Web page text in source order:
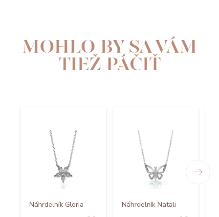
MOHLO BY SA VÁM
TIEŽ PÁČIŤ
Náhrdelník Gloria
Náhrdelník Natali